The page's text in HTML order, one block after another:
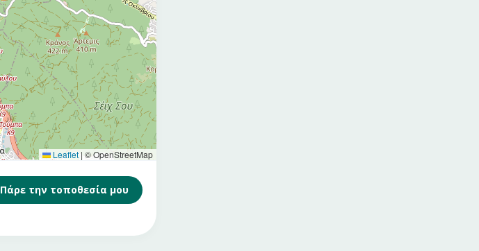
Leaflet | © OpenStreetMap
Πάρε την τοποθεσία μου